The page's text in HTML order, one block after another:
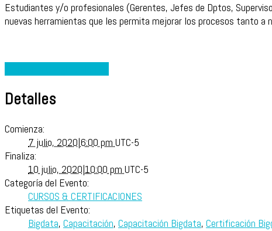
Estudiantes y/o profesionales (Gerentes, Jefes de Dptos,
nuevas herramientas que les permita mejorar los procesos tanto a
Detalles
Comienza:
7 julio, 2020|6:00 pm UTC-5
Finaliza:
10 julio, 2020|10:00 pm UTC-5
Categoría del Evento:
CURSOS & CERTIFICACIONES
Etiquetas del Evento:
Bigdata, Capacitación, Capacitación Bigdata, Certificación